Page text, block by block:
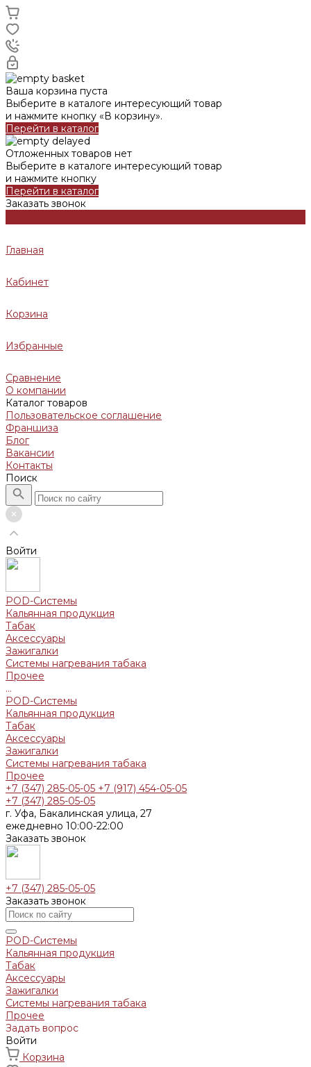
Ваша корзина пуста
Выберите в каталоге интересующий товар
и нажмите кнопку «В корзину».
Перейти в каталог
Отложенных товаров нет
Выберите в каталоге интересующий товар
и нажмите кнопку
Перейти в каталог
Заказать звонок
Главная
Кабинет
Корзина
Избранные
Сравнение
О компании
Каталог товаров
Пользовательское соглашение
Франшиза
Блог
Вакансии
Контакты
Поиск
Войти
POD-Системы
Кальянная продукция
Табак
Аксессуары
Зажигалки
Системы нагревания табака
Прочее
...
POD-Системы
Кальянная продукция
Табак
Аксессуары
Зажигалки
Системы нагревания табака
Прочее
+7 (347) 285-05-05 +7 (917) 454-05-05
+7 (347) 285-05-05
г. Уфа, Бакалинская улица, 27
ежедневно 10:00-22:00
Заказать звонок
+7 (347) 285-05-05
Заказать звонок
POD-Системы
Кальянная продукция
Табак
Аксессуары
Зажигалки
Системы нагревания табака
Прочее
Задать вопрос
Войти
Корзина